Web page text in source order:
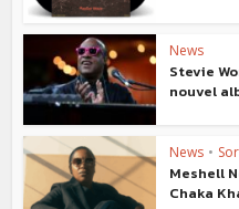
News
Stevie
nouvel
News •
Meshell
Chaka